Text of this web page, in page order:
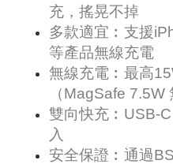
充，搖晃不掉
多款適宜︰支援
等產品無線充電
無線充電︰最高
（MagSafe 7.5W
雙向快充︰USB-
入
安全保證︰通過